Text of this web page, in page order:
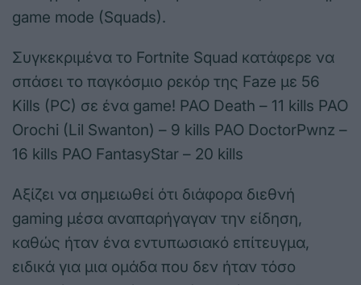
game mode (Squads).
Συγκεκριμένα το Fortnite Squad κατάφερε να
σπάσει το παγκόσμιο ρεκόρ της Faze με 56
Kills (PC) σε ένα game! PAO Death – 11 kills PAO
Orochi (Lil Swanton) – 9 kills PAO DoctorPwnz –
16 kills PAO FantasyStar – 20 kills
Αξίζει να σημειωθεί ότι διάφορα διεθνή
gaming μέσα αναπαρήγαγαν την είδηση,
καθώς ήταν ένα εντυπωσιακό επίτευγμα,
ειδικά για μια ομάδα που δεν ήταν τόσο